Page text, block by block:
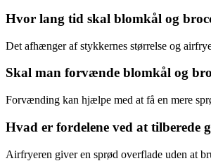
Hvor lang tid skal blomkål og
Det afhænger af stykkernes størrelse og
Skal man forvænde blomkål og
Forvænding kan hjælpe med at få en mere
Hvad er fordelene ved at tilberede
Airfryeren giver en sprød overflade uden at